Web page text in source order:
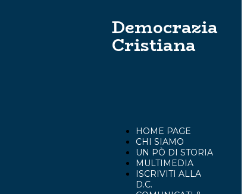
Democrazia
Cristiana
HOME PAGE
CHI SIAMO
UN PÒ DI STORIA
MULTIMEDIA
ISCRIVITI ALLA
D.C.